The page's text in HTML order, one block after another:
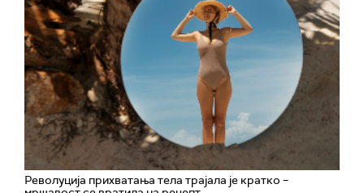
Револуција прихватања тела трајала је кратко –